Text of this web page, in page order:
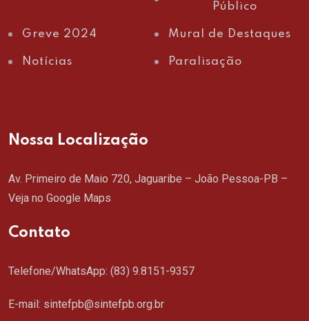
Público
Greve 2024 Mural de Destaques
Notícias Paralisação
Nossa Localização
Av. Primeiro de Maio 720, Jaguaribe – João Pessoa-PB –
Veja no Google Maps
Contato
Telefone/WhatsApp: (83) 9.8151-9357
E-mail: sintefpb@sintefpb.org.br